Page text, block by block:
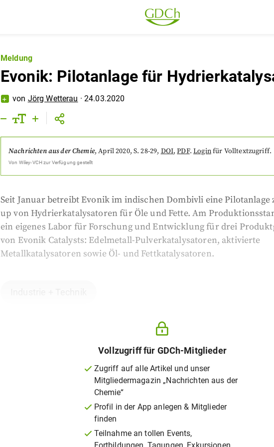
Meldung
Evonik: Pilotanlage für
von Jörg Wetterau ·24.03.2020
Nachrichten aus der Chemie,April 2020, S. 28-29, DOI,PDF. Loginfür Volltextzugriff.
Von Wiley-VCHzur Verfügung gestellt
Seit Januar betreibt Evonik im indischen Dombivli eine Pilotanlage
up von Hydrierkatalysatoren für Öle und Fette. Am
ein eigenes Labor für Forschung und Entwicklung für drei
von Evonik Catalysts: Edelmetall-Pulverkatalysatoren, aktivierte
Metallkatalysatoren sowie Öl- und Fettkatalysatoren.
Vollzugriff für GDCh-Mitglieder
Zugriff auf alle Artikel und unser
Mitgliedermagazin „Nachrichten aus der
Chemie“
Profil in der App anlegen & Mitglieder
finden
Teilnahme an tollen Events,